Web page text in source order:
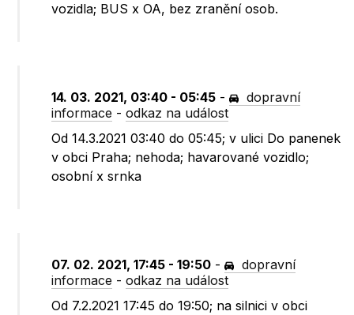
vozidla; BUS x OA, bez zranění osob.
14. 03. 2021, 03:40 - 05:45 -
dopravní
informace -odkaz na událost
Od 14.3.2021 03:40 do 05:45; v ulici Do panenek
v obci Praha; nehoda; havarované vozidlo;
osobní x srnka
07. 02. 2021, 17:45 - 19:50 -
dopravní
informace -odkaz na událost
Od 7.2.2021 17:45 do 19:50; na silnici v obci